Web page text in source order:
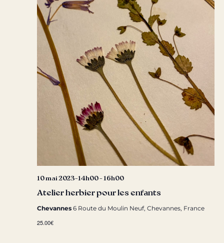
Atelier herbier pour les enfants
10 mai 2023-14h00- 16h00
Chevannes 6 Route du Moulin Neuf, Chevannes, France
25.00€